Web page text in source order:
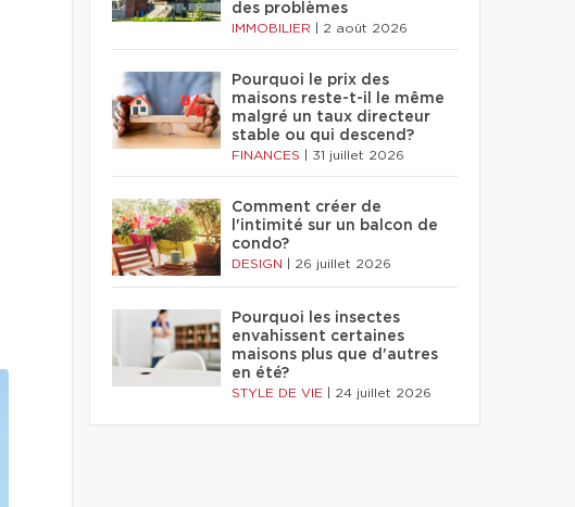
des problèmes
IMMOBILIER 2 août 2026
Pourquoi le prix des
maisons reste-t-il le même
malgré un taux directeur
stable ou qui descend?
FINANCES 31 juillet 2026
Comment créer de
l'intimité sur un balcon de
condo?
DESIGN 26 juillet 2026
Pourquoi les insectes
envahissent certaines
maisons plus que d'autres
en été?
STYLE DE VIE 24 juillet 2026